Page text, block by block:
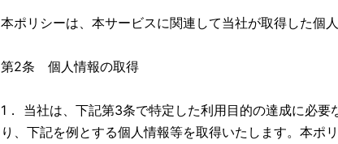
本ポリシーは、本サービスに関連して当社が取得した個
第2条 個人情報の取得
1． 当社は、下記第3条で特定した利用目的の達成に必要
り、下記を例とする個人情報等を取得いたします。本ポ